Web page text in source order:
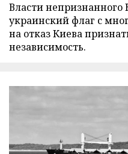
Власти непризнанного
украинский флаг с
на отказ Киева
независимость.